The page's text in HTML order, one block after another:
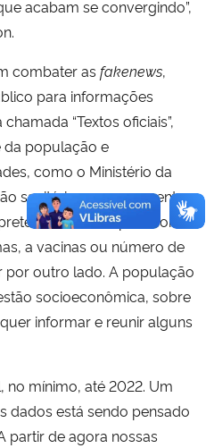
acabam se convergindo”,
combater as fakenews,
para informações
“Textos oficiais”,
da população e
como o Ministério da
sanitária nesse momento e
de competir com
a vacinas ou número de
por outro lado. A população
socioeconômica, sobre
informar e reunir alguns
no mínimo, até 2022. Um
dados está sendo pensado
partir de agora nossas